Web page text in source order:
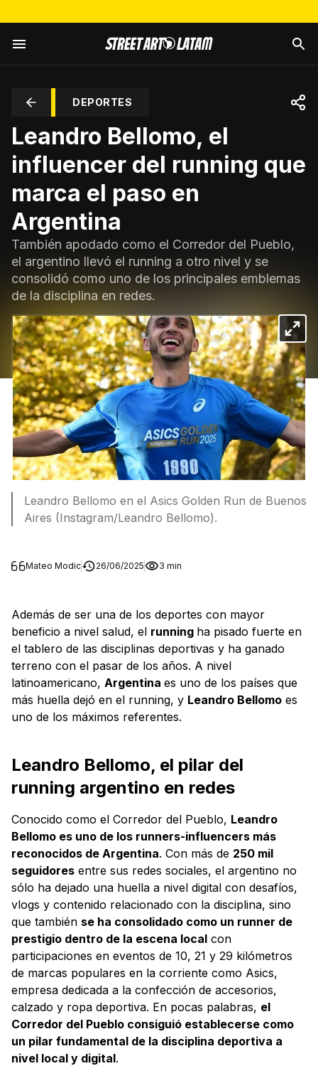
DEPORTES
Leandro Bellomo, el
influencer del running que
marca el paso en
Argentina
También apodado como el Corredor del Pueblo,
el argentino llevó el running a otro nivel y se
consolidó como uno de los principales emblemas
de la disciplina en redes.
Leandro Bellomo en el Asics Golden Run de Buenos
Aires (Instagram/Leandro Bellomo).
Mateo Modic 26/06/2025 3 min
Además de ser una de los deportes con mayor
beneficio a nivel salud, el running ha pisado fuerte en
el tablero de las disciplinas deportivas y ha ganado
terreno con el pasar de los años. A nivel
latinoamericano, Argentina es uno de los países que
más huella dejó en el running, y Leandro Bellomo es
uno de los máximos referentes.
Leandro Bellomo, el pilar del
running argentino en redes
Conocido como el Corredor del Pueblo, Leandro
Bellomo es uno de los runners-influencers más
reconocidos de Argentina. Con más de 250 mil
seguidores entre sus redes sociales, el argentino no
sólo ha dejado una huella a nivel digital con desafíos,
vlogs y contenido relacionado con la disciplina, sino
que también se ha consolidado como un runner de
prestigio dentro de la escena local con
participaciones en eventos de 10, 21 y 29 kilómetros
de marcas populares en la corriente como Asics,
empresa dedicada a la confección de accesorios,
calzado y ropa deportiva. En pocas palabras, el
Corredor del Pueblo consiguió establecerse como
un pilar fundamental de la disciplina deportiva a
nivel local y digital.